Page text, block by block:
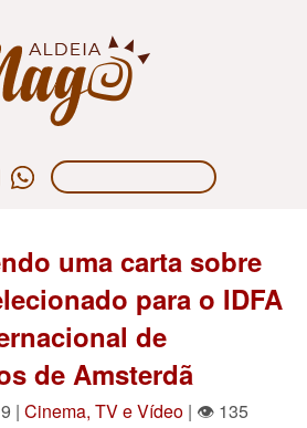
uma carta sobre
para o IDFA
de
de Amsterdã
| Cinema, TV e Vídeo | 👁 135